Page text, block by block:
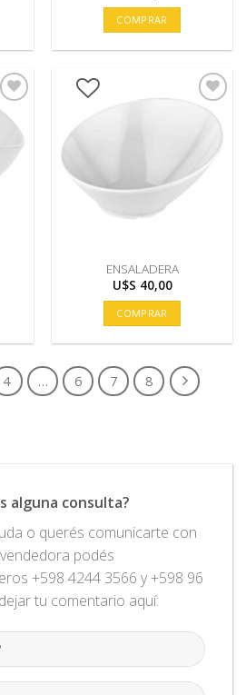
COMPRAR
ENSALADERA
U$S 40,00
COMPRAR
4 … 6 7 8
alguna consulta?
o querés comunicarte con
podés
+598 4244 3566 y +598 96
tu comentario aquí: